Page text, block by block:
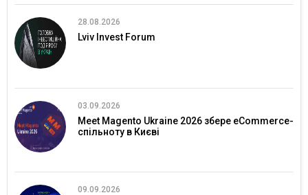
28.08.2026
Lviv Invest Forum
03.09.2026
Meet Magento Ukraine 2026 збере eCommerce-
спільноту в Києві
09.09.2026